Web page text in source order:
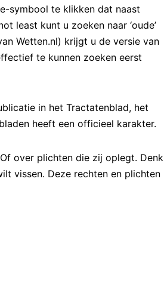
symbool te klikken dat naast
least kunt u zoeken naar ‘oude’
Wetten.nl) krijgt u de versie van
te kunnen zoeken eerst
in het Tractatenblad, het
heeft een officieel karakter.
over plichten die zij oplegt. Denk
vissen. Deze rechten en plichten